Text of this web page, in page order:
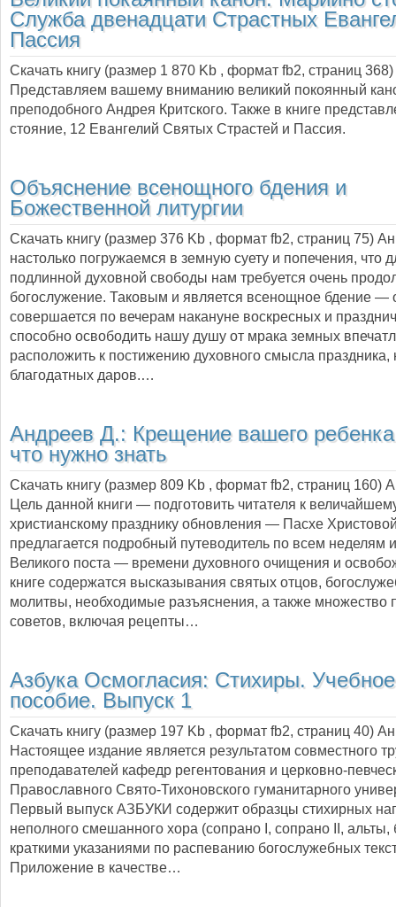
Служба двенадцати Страстных
Пассия
Скачать книгу (размер 1 870 Kb , формат fb2, страниц 368
Представляем вашему вниманию великий покоянный
преподобного Андрея Критского. Также в книге
стояние, 12 Евангелий Святых Страстей и Пассия.
Объяснение всенощного бдения и
Божественной литургии
Скачать книгу (размер 376 Kb , формат fb2, страниц 75)
настолько погружаемся в земную суету и попечения, что
подлинной духовной свободы нам требуется очень
богослужение. Таковым и является всенощное бдение —
совершается по вечерам накануне воскресных и
способно освободить нашу душу от мрака земных
расположить к постижению духовного смысла праздника,
благодатных даров.…
Андреев Д.: Крещение вашего
что нужно знать
Скачать книгу (размер 809 Kb , формат fb2, страниц 160)
Цель данной книги — подготовить читателя к
христианскому празднику обновления — Пасхе
предлагается подробный путеводитель по всем неделям
Великого поста — времени духовного очищения и
книге содержатся высказывания святых отцов,
молитвы, необходимые разъяснения, а также множество
советов, включая рецепты…
Азбука Осмогласия: Стихиры. Учебное
пособие. Выпуск 1
Скачать книгу (размер 197 Kb , формат fb2, страниц 40)
Настоящее издание является результатом совместного
преподавателей кафедр регентования и церковно-
Православного Свято-Тихоновского гуманитарного
Первый выпуск АЗБУКИ содержит образцы стихирных
неполного смешанного хора (сопрано I, сопрано II, альты,
краткими указаниями по распеванию богослужебных
Приложение в качестве…